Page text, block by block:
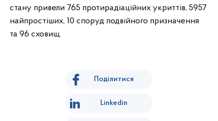
стану привели 765 протирадіаційних укриттів, 5957
найпростіших, 10 споруд подвійного призначення
та 96 сховищ.
Поділитися
Linkedin